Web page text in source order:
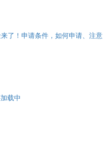
了！申请条件，如何申请、注意
载中